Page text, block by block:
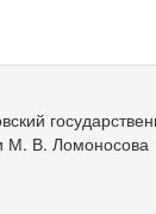
М. В. Ломоносова